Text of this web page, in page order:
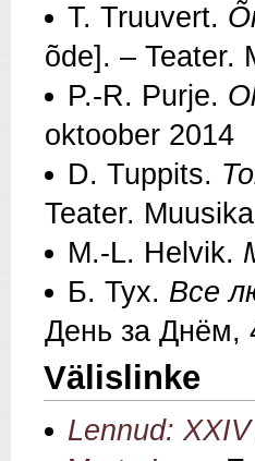
T. Truuvert.
õde]. – Teater.
P.-R. Purje.
oktoober 2014
D. Tuppits.
Teater.
M.-L. Helvik.
Б. Тух. Все
День за Днём,
Välislinke
Lennud: